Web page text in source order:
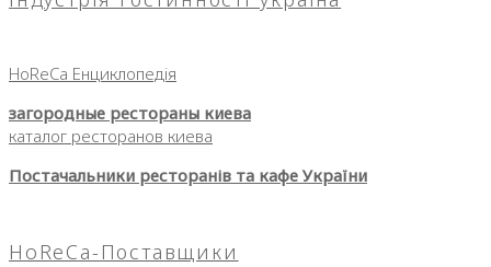
HoReCa Енциклопедія
загородные рестораны киева
каталог ресторанов киева
Постачальники ресторанів та кафе України
HoReCa-Поставщики